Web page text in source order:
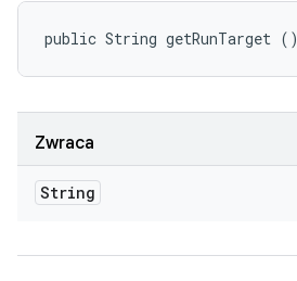
public String getRunTarget ()
Zwraca
String